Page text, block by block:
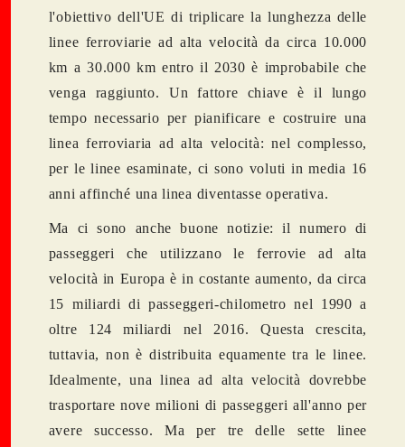
l'obiettivo dell'UE di triplicare la lunghezza delle
linee ferroviarie ad alta velocità da circa 10.000
km a 30.000 km entro il 2030 è improbabile che
venga raggiunto. Un fattore chiave è il lungo
tempo necessario per pianificare e costruire una
linea ferroviaria ad alta velocità: nel complesso,
per le linee esaminate, ci sono voluti in media 16
anni affinché una linea diventasse operativa.
Ma ci sono anche buone notizie: il numero di
passeggeri che utilizzano le ferrovie ad alta
velocità in Europa è in costante aumento, da circa
15 miliardi di passeggeri-chilometro nel 1990 a
oltre 124 miliardi nel 2016. Questa crescita,
tuttavia, non è distribuita equamente tra le linee.
Idealmente, una linea ad alta velocità dovrebbe
trasportare nove milioni di passeggeri all'anno per
avere successo. Ma per tre delle sette linee